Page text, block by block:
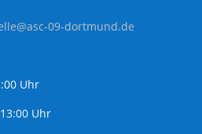
09-dortmund.de
Uhr
Uhr